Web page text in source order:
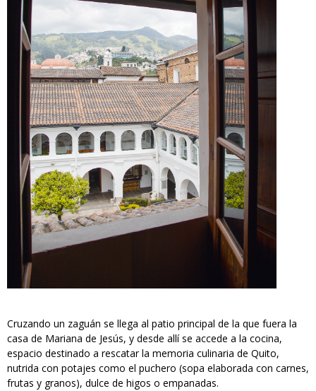
Cruzando un zaguán se llega al patio principal de la que fuera la
casa de Mariana de Jesús, y desde allí se accede a la cocina,
espacio destinado a rescatar la memoria culinaria de Quito,
nutrida con potajes como el puchero (sopa elaborada con carnes,
frutas y granos), dulce de higos o empanadas.